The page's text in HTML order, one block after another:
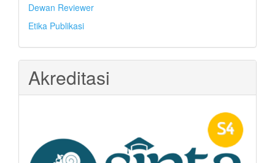
Dewan Reviewer
Etika Publikasi
Akreditasi